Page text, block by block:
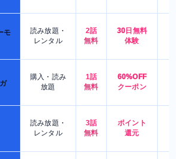
モ
読み放題・
レンタル
2話
無料
30日無料
体験
購入・読み
放題
1話
無料
60%OFF
クーポン
読み放題・
レンタル
3話
無料
ポイント
還元